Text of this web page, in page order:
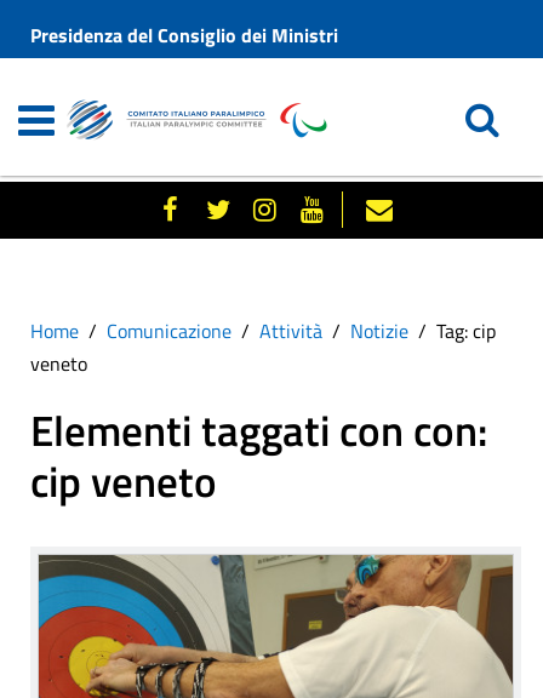
Presidenza del Consiglio dei Ministri
Home Comunicazione Attività Notizie
Tag: cip
veneto
Elementi taggati con con:
cip veneto